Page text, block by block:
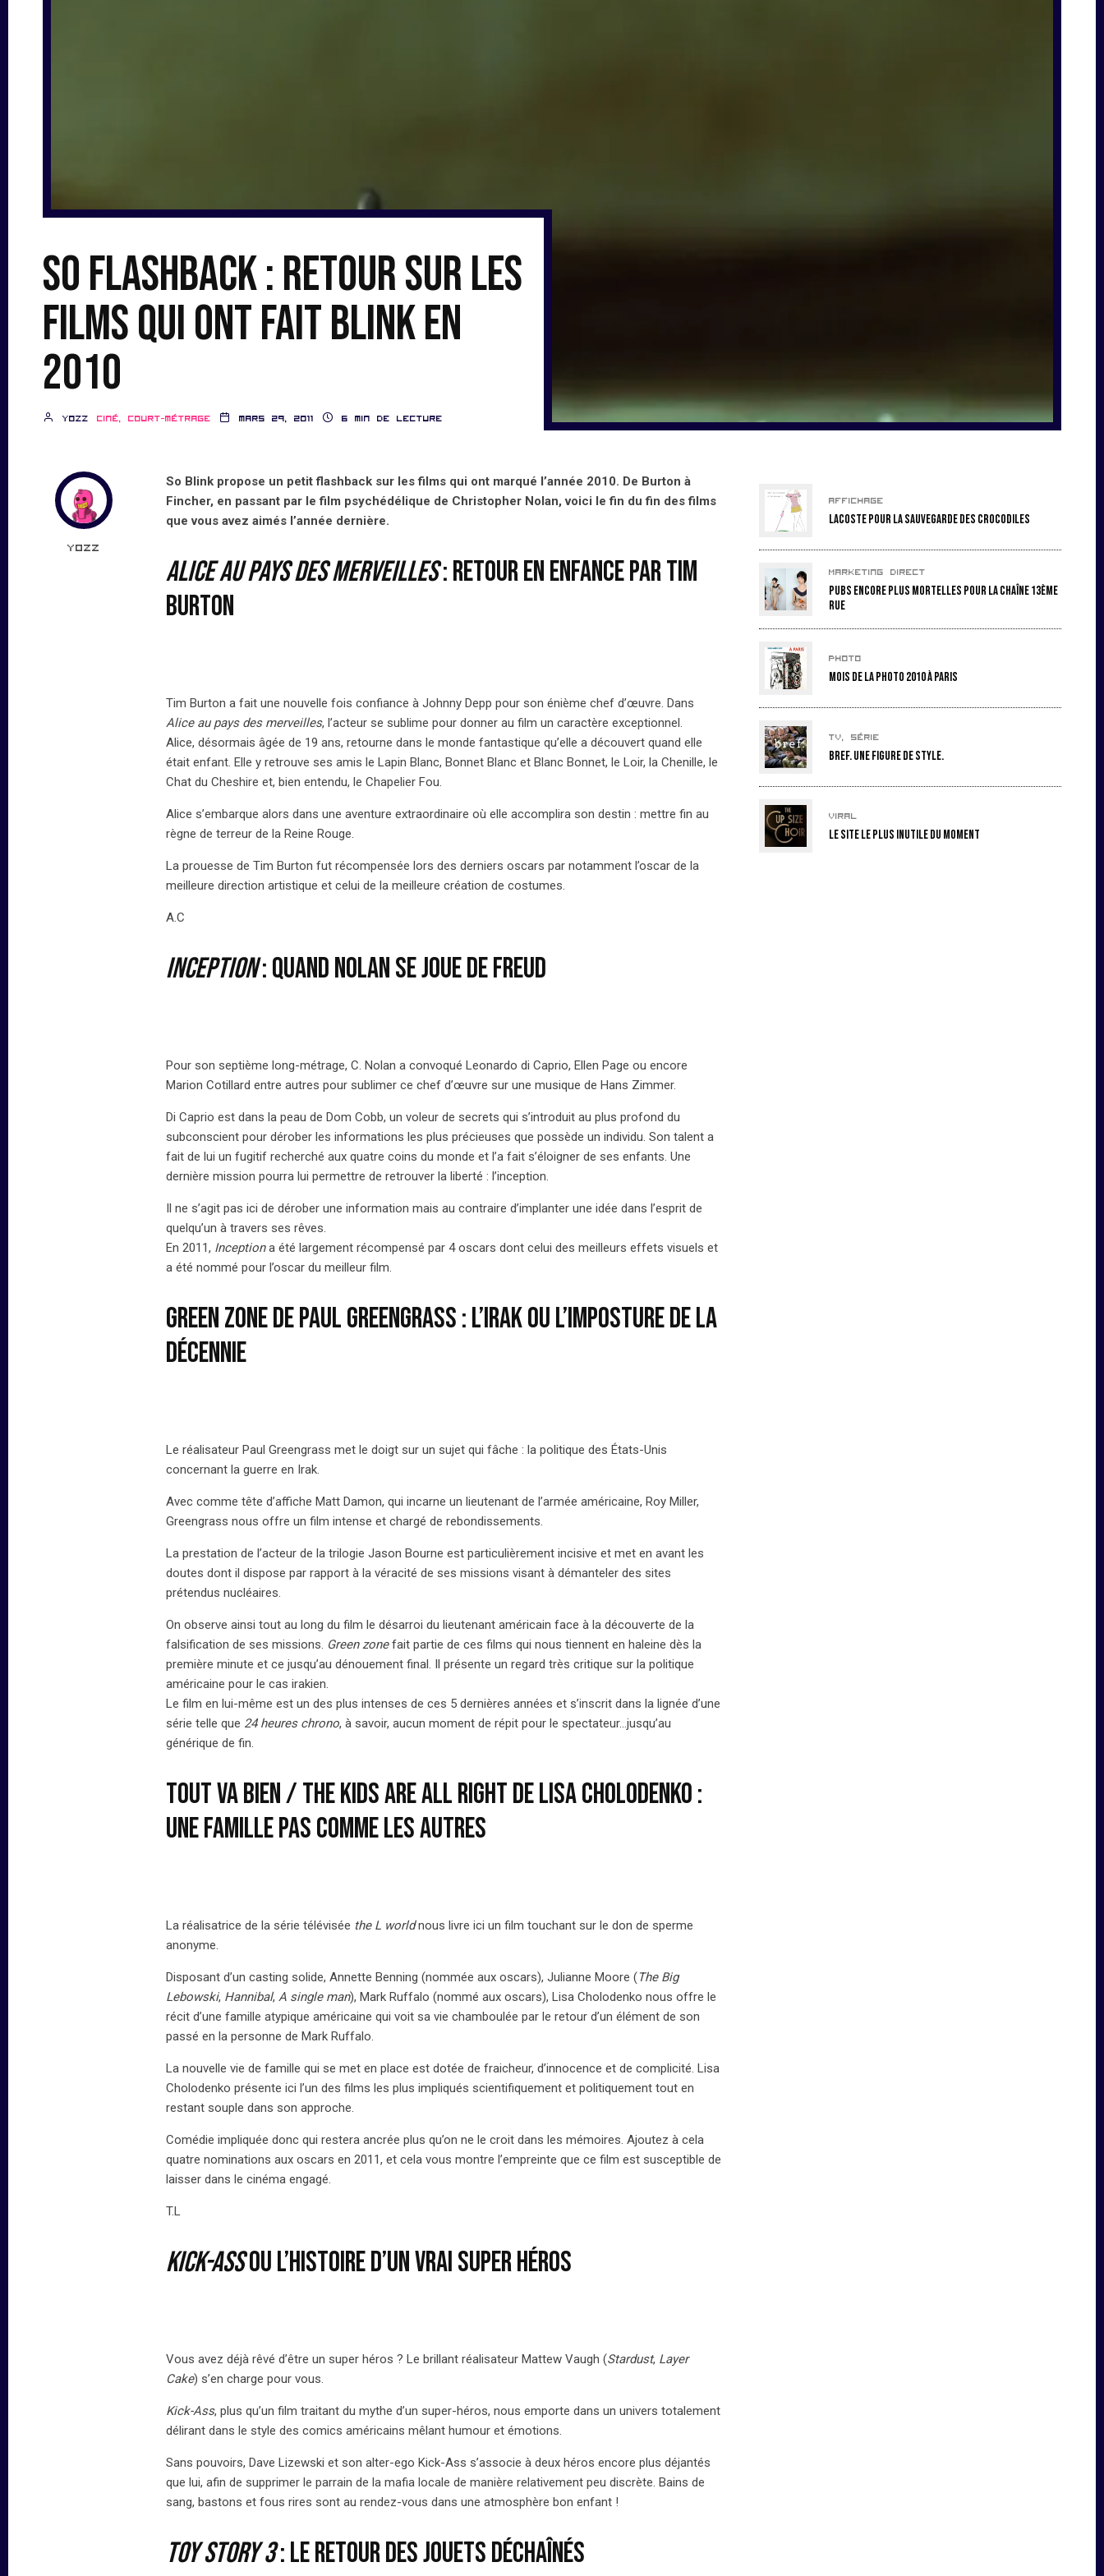
So Flashback : retour sur les
films qui ont fait blink en
2010
yozz Ciné, court-métrage mars 29, 2011 6 min de lecture
yozz
So Blink propose un petit flashback sur les films qui ont marqué l’année 2010. De Burton à
Fincher, en passant par le film psychédélique de Christopher Nolan, voici le fin du fin des films
que vous avez aimés l’année dernière.
Alice au pays des merveilles: retour en enfance par Tim
Burton
Tim Burton a fait une nouvelle fois confiance à Johnny Depp pour son énième chef d’œuvre. Dans
Alice au pays des merveilles, l’acteur se sublime pour donner au film un caractère exceptionnel.
Alice, désormais âgée de 19 ans, retourne dans le monde fantastique qu’elle a découvert quand elle
était enfant. Elle y retrouve ses amis le Lapin Blanc, Bonnet Blanc et Blanc Bonnet, le Loir, la Chenille, le
Chat du Cheshire et, bien entendu, le Chapelier Fou.
Alice s’embarque alors dans une aventure extraordinaire où elle accomplira son destin : mettre fin au
règne de terreur de la Reine Rouge.
La prouesse de Tim Burton fut récompensée lors des derniers oscars par notamment l’oscar de la
meilleure direction artistique et celui de la meilleure création de costumes.
A.C
Inception: quand Nolan se joue de Freud
Pour son septième long-métrage, C. Nolan a convoqué Leonardo di Caprio, Ellen Page ou encore
Marion Cotillard entre autres pour sublimer ce chef d’œuvre sur une musique de Hans Zimmer.
Di Caprio est dans la peau de Dom Cobb, un voleur de secrets qui s’introduit au plus profond du
subconscient pour dérober les informations les plus précieuses que possède un individu. Son talent a
fait de lui un fugitif recherché aux quatre coins du monde et l’a fait s’éloigner de ses enfants. Une
dernière mission pourra lui permettre de retrouver la liberté : l’inception.
Il ne s’agit pas ici de dérober une information mais au contraire d’implanter une idée dans l’esprit de
quelqu’un à travers ses rêves.
En 2011, Inceptiona été largement récompensé par 4 oscars dont celui des meilleurs effets visuels et
a été nommé pour l’oscar du meilleur film.
Green zone de Paul Greengrass : l’Irak ou l’imposture de la
décennie
Le réalisateur Paul Greengrass met le doigt sur un sujet qui fâche : la politique des États-Unis
concernant la guerre en Irak.
Avec comme tête d’affiche Matt Damon, qui incarne un lieutenant de l’armée américaine, Roy Miller,
Greengrass nous offre un film intense et chargé de rebondissements.
La prestation de l’acteur de la trilogie Jason Bourne est particulièrement incisive et met en avant les
doutes dont il dispose par rapport à la véracité de ses missions visant à démanteler des sites
prétendus nucléaires.
On observe ainsi tout au long du film le désarroi du lieutenant américain face à la découverte de la
falsification de ses missions. Green zonefait partie de ces films qui nous tiennent en haleine dès la
première minute et ce jusqu’au dénouement final. Il présente un regard très critique sur la politique
américaine pour le cas irakien.
Le film en lui-même est un des plus intenses de ces 5 dernières années et s’inscrit dans la lignée d’une
série telle que 24 heures chrono, à savoir, aucun moment de répit pour le spectateur…jusqu’au
générique de fin.
Tout va bien / The kids are all right de Lisa Cholodenko :
une famille pas comme les autres
La réalisatrice de la série télévisée the L worldnous livre ici un film touchant sur le don de sperme
anonyme.
Disposant d’un casting solide, Annette Benning (nommée aux oscars), Julianne Moore (The Big
Lebowski, Hannibal, A single man), Mark Ruffalo (nommé aux oscars), Lisa Cholodenko nous offre le
récit d’une famille atypique américaine qui voit sa vie chamboulée par le retour d’un élément de son
passé en la personne de Mark Ruffalo.
La nouvelle vie de famille qui se met en place est dotée de fraicheur, d’innocence et de complicité. Lisa
Cholodenko présente ici l’un des films les plus impliqués scientifiquement et politiquement tout en
restant souple dans son approche.
Comédie impliquée donc qui restera ancrée plus qu’on ne le croit dans les mémoires. Ajoutez à cela
quatre nominations aux oscars en 2011, et cela vous montre l’empreinte que ce film est susceptible de
laisser dans le cinéma engagé.
T.L
KICK-ASSou l’histoire d’un vrai super héros
Vous avez déjà rêvé d’être un super héros ? Le brillant réalisateur Mattew Vaugh (Stardust, Layer
Cake) s’en charge pour vous.
Kick-Ass, plus qu’un film traitant du mythe d’un super-héros, nous emporte dans un univers totalement
délirant dans le style des comics américains mêlant humour et émotions.
Sans pouvoirs, Dave Lizewski et son alter-ego Kick-Ass s’associe à deux héros encore plus déjantés
que lui, afin de supprimer le parrain de la mafia locale de manière relativement peu discrète. Bains de
sang, bastons et fous rires sont au rendez-vous dans une atmosphère bon enfant !
TOY STORY 3: le retour des jouets déchaînés
Affichage
Lacoste pour la sauvegarde des crocodiles
Marketing direct
Pubs encore plus mortelles pour la chaîne 13ème
Rue
Photo
Mois de la photo 2010 à Paris
TV, série
Bref. Une figure de style.
Viral
Le site le plus inutile du moment